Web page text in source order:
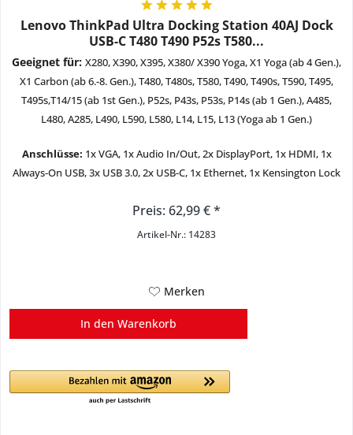
Lenovo ThinkPad Ultra Docking Station 40AJ Dock
USB-C T480 T490 P52s T580...
Geeignet für:X280, X390, X395, X380/ X390 Yoga, X1 Yoga (ab 4 Gen.),
X1 Carbon (ab 6.-8. Gen.), T480, T480s, T580, T490, T490s, T590, T495,
T495s,T14/15 (ab 1st Gen.), P52s, P43s, P53s, P14s (ab 1 Gen.), A485,
L480, A285, L490, L590, L580, L14, L15, L13 (Yoga ab 1 Gen.)
Anschlüsse: 1x VGA, 1x Audio In/Out, 2x DisplayPort, 1x HDMI, 1x
Always-On USB, 3x USB 3.0, 2x USB-C, 1x Ethernet, 1x Kensington Lock
Preis: 62,99 € *
Artikel-Nr.: 14283
Merken
In den Warenkorb